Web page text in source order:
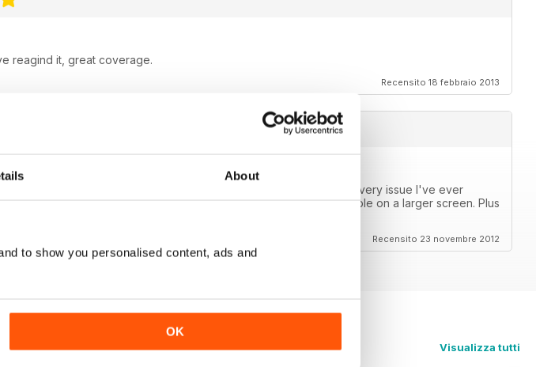
About
to show you personalised content, ads and
OK
reagind it, great coverage.
Recensito 18 febbraio 2013
way to get PVW in the states now! I can finally catch up on every issue I've ever
and the prices are expensive for a phone, but are very reasonable on a larger screen. Plus
Recensito 23 novembre 2012
Visualizza tutti